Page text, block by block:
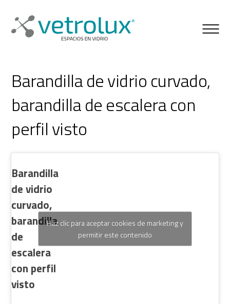
Barandilla de vidrio curvado,
barandilla de escalera con
perfil visto
Barandilla
de vidrio
curvado,
barandilla
de
escalera
con perfil
visto
Haz clic para aceptar cookies de marketing y
permitir este contenido